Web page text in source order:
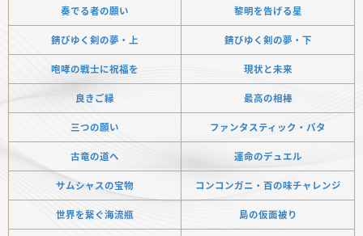
奏でる者の願い 黎明を告げる星
錆びゆく剣の夢・上 錆びゆく剣の夢・下
咆哮の戦士に祝福を 現状と未来
良きご縁 最高の相棒
三つの願い ファンタスティック・パタ
古竜の道へ 運命のデュエル
サムシャスの宝物 コンコンガニ・百の味チャレンジ
世界を繋ぐ海流瓶 島の仮面被り